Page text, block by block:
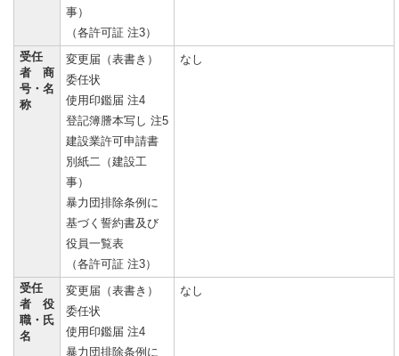
事）
（各許可証 注3）
受任
者 商
号・名
称
変更届（表書き）
委任状
使用印鑑届 注4
登記簿謄本写し 注5
建設業許可申請書
別紙二（建設工
事）
暴力団排除条例に
基づく誓約書及び
役員一覧表
（各許可証 注3）
なし
受任
者 役
職・氏
名
変更届（表書き）
委任状
使用印鑑届 注4
暴力団排除条例に
なし